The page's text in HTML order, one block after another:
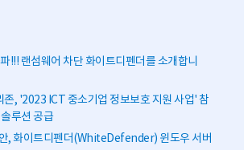
!!! 랜섬웨어 차단 화이트디펜더를 소개합니
, '2023 ICT 중소기업 정보보호 지원 사업' 참
루션 공급
, 화이트디펜더(WhiteDefender) 윈도우 서버